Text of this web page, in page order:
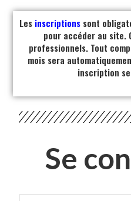
Les inscriptions sont
pour accéder au site.
professionnels. Tout
mois sera
inscription
Se